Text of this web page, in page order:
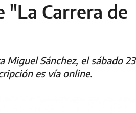
"La Carrera de
Miguel Sánchez, el sábado 23
es vía online.